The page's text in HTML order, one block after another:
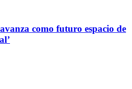
como futuro espacio de